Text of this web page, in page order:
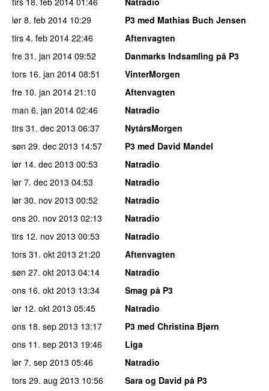
lør 8. feb 2014 10:29
P3 med Mathias Buch Jensen
tirs 4. feb 2014 22:46
Aftenvagten
fre 31. jan 2014 09:52
Danmarks Indsamling på P3
tors 16. jan 2014 08:51
VinterMorgen
fre 10. jan 2014 21:10
Aftenvagten
man 6. jan 2014 02:46
Natradio
tirs 31. dec 2013 06:37
NytårsMorgen
søn 29. dec 2013 14:57
P3 med David Mandel
lør 14. dec 2013 00:53
Natradio
lør 7. dec 2013 04:53
Natradio
lør 30. nov 2013 00:52
Natradio
ons 20. nov 2013 02:13
Natradio
tirs 12. nov 2013 00:53
Natradio
tors 31. okt 2013 21:20
Aftenvagten
søn 27. okt 2013 04:14
Natradio
ons 16. okt 2013 13:34
Smag på P3
lør 12. okt 2013 05:45
Natradio
ons 18. sep 2013 13:17
P3 med Christina Bjørn
ons 11. sep 2013 19:46
Liga
lør 7. sep 2013 05:46
Natradio
tors 29. aug 2013 10:56
Sara og David på P3